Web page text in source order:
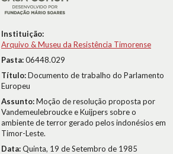
Instituição:
Arquivo & Museu da Resistência Timorense
Pasta:06448.029
Título:Documento de trabalho do Parlamento
Europeu
Assunto:Moção de resolução proposta por
Vandemeulebroucke e Kuijpers sobre o
ambiente de terror gerado pelos indonésios em
Timor-Leste.
Data:Quinta, 19 de Setembro de 1985